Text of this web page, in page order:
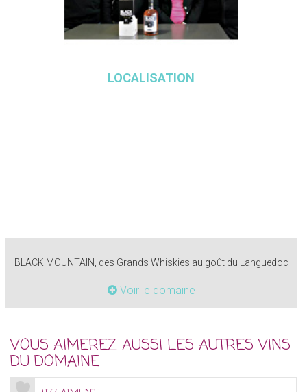
LOCALISATION
BLACK MOUNTAIN, des Grands Whiskies au goût du Languedoc
Voir le domaine
VOUS AIMEREZ AUSSI LES AUTRES VINS
DU DOMAINE